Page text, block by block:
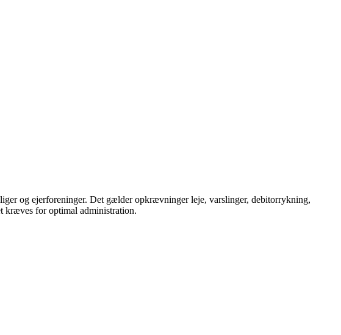
og ejerforeninger. Det gælder opkrævninger leje, varslinger, debitorrykning,
kræves for optimal administration.